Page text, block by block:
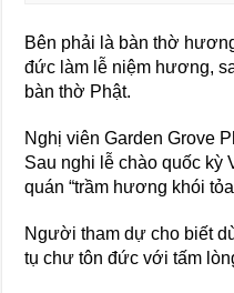
Bên phải là bàn thờ
đức làm lễ niệm hương,
bàn thờ Phật.
Nghị viên Garden Grove
Sau nghi lễ chào quốc kỳ
quán “trầm hương khói
Người tham dự cho biết
tụ chư tôn đức với tấm